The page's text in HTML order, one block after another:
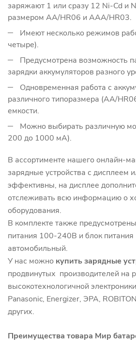
заряжают 1 или сразу 12 Ni-Cd и
размером AA/HR06 и AAA/HR03.
Имеют несколько режимов
четыре).
Предусмотрена возможность
зарядки аккумуляторов разного
Одновременная работа с
различного типоразмера (AA/
емкости.
Можно выбирать различную
200 до 1000 мА).
В ассортименте нашего онлайн-
зарядные устройства с дисплеем
эффективны, на дисплее
отслеживать всю информацию о
оборудования.
В комплекте также
питания 100-240В и блок
автомобильный.
У нас можно купить зарядные
продвинутых производителей на
высокотехнологичной
Panasonic, Energizer, ЭРА,
других.
Преимущества товара Мир